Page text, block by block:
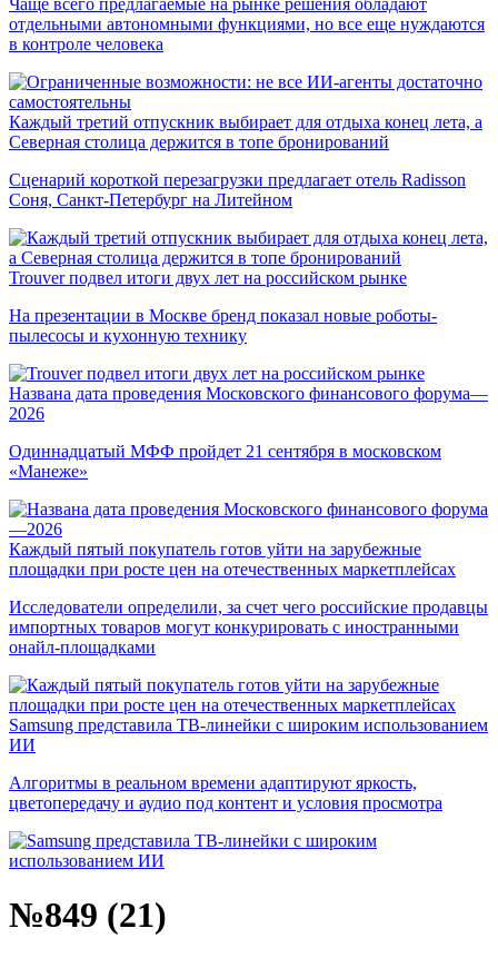
Чаще всего предлагаемые на рынке решения обладают
отдельными автономными функциями, но все еще нуждаются
в контроле человека
Каждый третий отпускник выбирает для отдыха конец лета, а
Северная столица держится в топе бронирований
Сценарий короткой перезагрузки предлагает отель Radisson
Соня, Санкт-Петербург на Литейном
Trouver подвел итоги двух лет на российском рынке
На презентации в Москве бренд показал новые роботы-
пылесосы и кухонную технику
Названа дата проведения Московского финансового форума—
2026
Одиннадцатый МФФ пройдет 21 сентября в московском
«Манеже»
Каждый пятый покупатель готов уйти на зарубежные
площадки при росте цен на отечественных маркетплейсах
Исследователи определили, за счет чего российские продавцы
импортных товаров могут конкурировать с иностранными
онайл-площадками
Samsung представила ТВ-линейки с широким использованием
ИИ
Алгоритмы в реальном времени адаптируют яркость,
цветопередачу и аудио под контент и условия просмотра
№849 (21)